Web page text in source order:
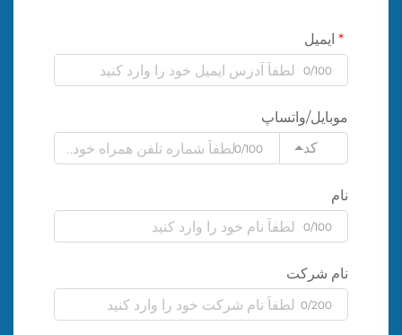
ایمیل
0/100
موبایل/واتساپ
کد
0/100
نام
0/100
نام شرکت
0/200